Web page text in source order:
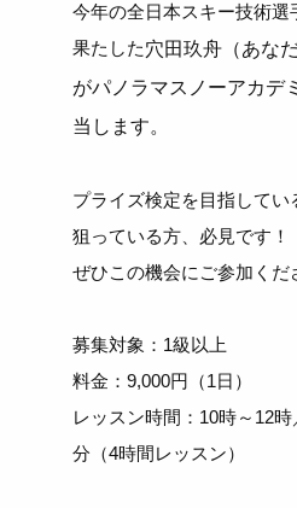
今年の全日本スキー技術選
果たした穴田玖舟（あな
がパノラマスノーアカデ
当します。
プライズ検定を目指して
狙っている方、必見です！
ぜひこの機会にご参加くだ
募集対象：1級以上
料金：9,000円（1日）
レッスン時間：10時～12
分（4時間レッスン）